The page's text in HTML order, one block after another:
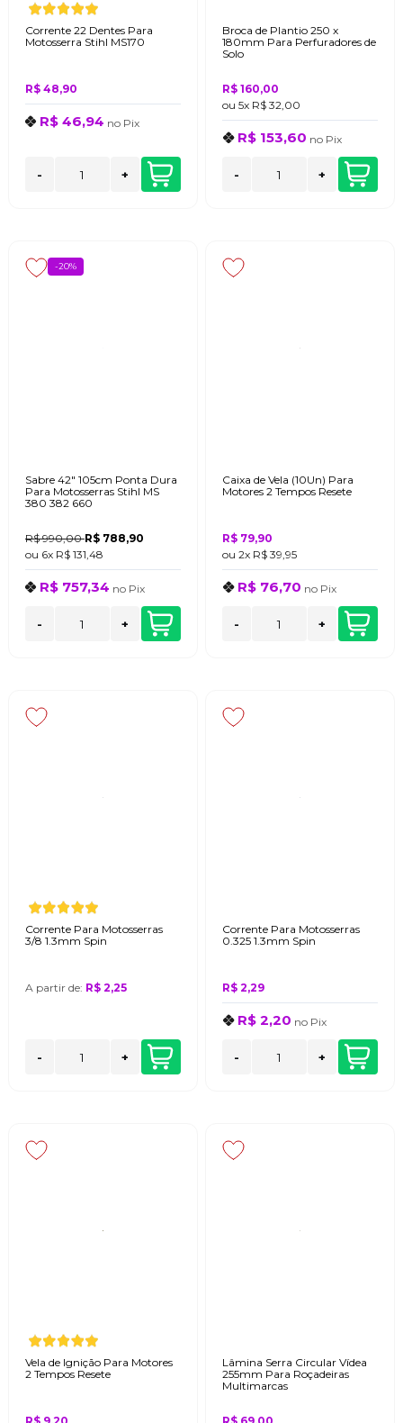
Corrente 22 Dentes Para
Motosserra Stihl MS170
R$ 48,90
R$ 46,94 no Pix
- +
Broca de Plantio 250 x
180mm Para Perfuradores de
Solo
R$ 160,00
ou 5x R$ 32,00
R$ 153,60 no Pix
- +
-20%
Sabre 42" 105cm Ponta Dura
Para Motosserras Stihl MS
380 382 660
R$ 990,00R$ 788,90
ou 6x R$ 131,48
R$ 757,34 no Pix
- +
Caixa de Vela (10Un) Para
Motores 2 Tempos Resete
R$ 79,90
ou 2x R$ 39,95
R$ 76,70 no Pix
- +
Corrente Para Motosserras
3/8 1.3mm Spin
A partir de: R$ 2,25
- +
Corrente Para Motosserras
0.325 1.3mm Spin
R$ 2,29
R$ 2,20 no Pix
- +
Vela de Ignição Para Motores
2 Tempos Resete
Lâmina Serra Circular Vídea
255mm Para Roçadeiras
Multimarcas